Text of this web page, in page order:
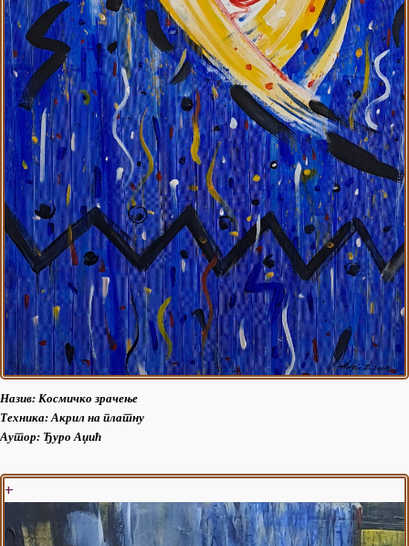
Назив: Космичко зрачење
Техника: Акрил на платну
Аутор: Ђуро Аџић
+